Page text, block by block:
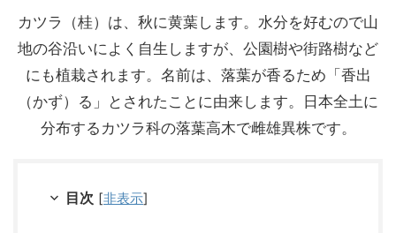
カツラ（桂）は、秋に黄葉します。水分を好むので山
地の谷沿いによく自生しますが、公園樹や街路樹など
にも植栽されます。名前は、落葉が香るため「香出
（かず）る」とされたことに由来します。日本全土に
分布するカツラ科の落葉高木で雌雄異株です。
目次 [非表示]